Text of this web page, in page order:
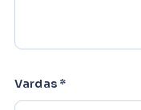
Vardas *